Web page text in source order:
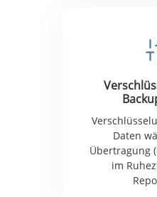
Daten
Übertragung
im